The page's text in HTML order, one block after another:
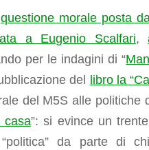
questione morale posta
a Eugenio Scalfari,
per le indagini di “
del
libro la
del M5S alle politiche
casa”: si evince un
da parte di